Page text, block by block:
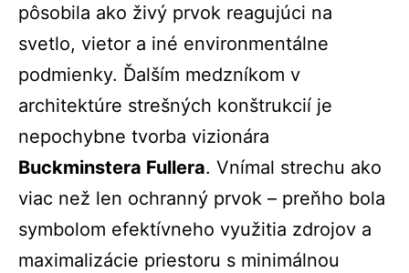
pôsobila ako živý prvok reagujúci na
svetlo, vietor a iné environmentálne
podmienky. Ďalším medzníkom v
architektúre strešných konštrukcií je
nepochybne tvorba vizionára
Buckminstera Fullera. Vnímal strechu ako
viac než len ochranný prvok – preňho bola
symbolom efektívneho využitia zdrojov a
maximalizácie priestoru s minimálnou